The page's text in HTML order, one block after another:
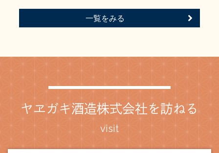
一覧をみる
ヤヱガキ酒造株式会社を訪ねる
visit